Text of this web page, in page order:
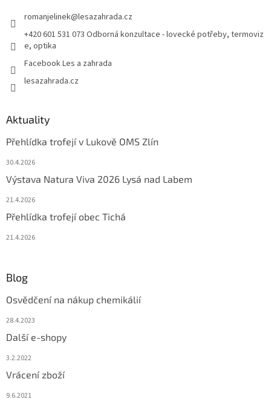
romanjelinek@lesazahrada.cz
+420 601 531 073 Odborná konzultace - lovecké potřeby, termoviz
e, optika
Facebook Les a zahrada
lesazahrada.cz
Aktuality
Přehlídka trofejí v Lukově OMS Zlín
30.4.2026
Výstava Natura Viva 2026 Lysá nad Labem
21.4.2026
Přehlídka trofejí obec Tichá
21.4.2026
Blog
Osvědčení na nákup chemikálií
28.4.2023
Další e-shopy
3.2.2022
Vrácení zboží
9.6.2021